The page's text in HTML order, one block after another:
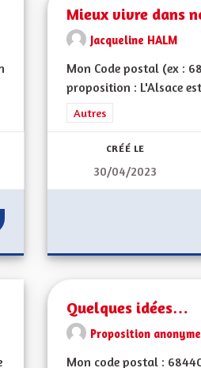
SAUVONS L'ALSACE
Mieux vivre dans
Jacqueline HALM
Mon Code postal (ex :
proposition : L'Alsace
Filtrer les résultats de la
Autres
CRÉÉ LE
30/04/2023
Quelques idées…
Proposition anonyme
Mon code postal :